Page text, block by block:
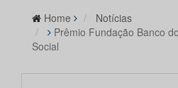
Home
Notícias
Prêmio Fundação Banco
Social